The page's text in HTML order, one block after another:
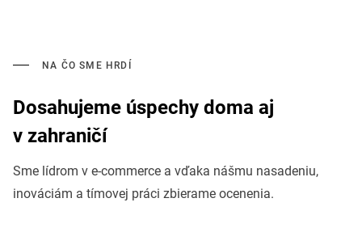
NA ČO SME HRDÍ
Dosahujeme úspechy doma aj
v zahraničí
Sme lídrom v e-commerce a vďaka nášmu nasadeniu,
inováciám a tímovej práci zbierame ocenenia.